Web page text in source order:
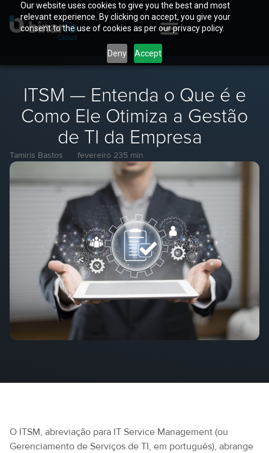
Our website uses cookies to give you the best and most
relevant experience. By clicking on accept, you give your
consent to the use of cookies as per our privacy policy.
Deny Accept
ITSM — Entenda o Que é e
Como Ele Otimiza a Gestão
de TI da Empresa
Tamiris Bastos fevereiro 235 min
O ITSM, abreviação para IT Service Management (ou
Gerenciamento de Serviços de TI, em português), abrange